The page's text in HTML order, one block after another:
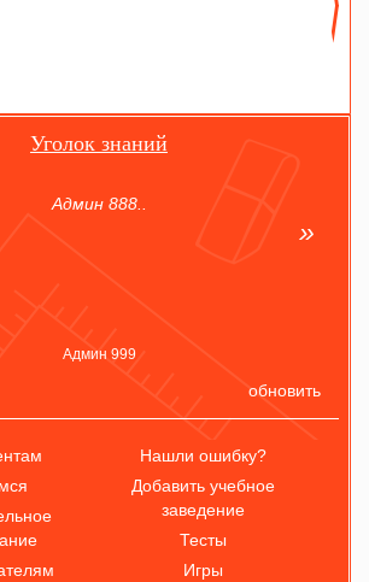
Уголок знаний
Админ 888..
Админ 999
обновить
Нашли ошибку?
Добавить учебное
заведение
Тесты
Игры